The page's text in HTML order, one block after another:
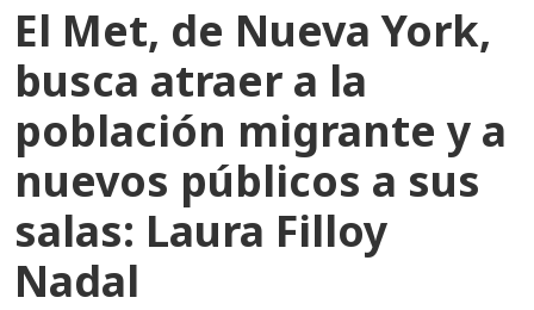
El Met, de Nueva York,
busca atraer a la
población migrante y a
nuevos públicos a sus
salas: Laura Filloy
Nadal